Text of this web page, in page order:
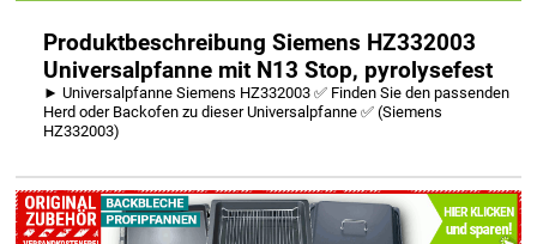
Produktbeschreibung Siemens HZ332003
Universalpfanne mit N13 Stop, pyrolysefest
► Universalpfanne Siemens HZ332003 ✅ Finden Sie den passenden
Herd oder Backofen zu dieser Universalpfanne ✅ (Siemens
HZ332003)